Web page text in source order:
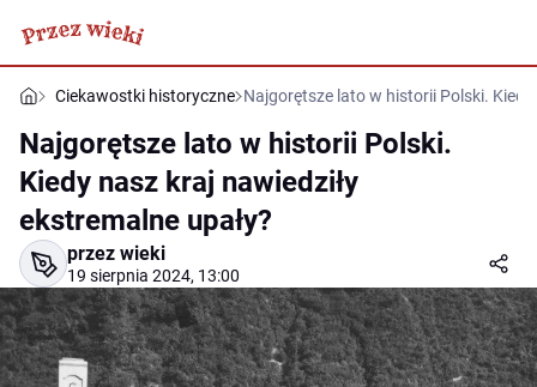
Ciekawostki historyczne Najgorętsze lato w historii Polski.
Najgorętsze lato w historii Polski.
Kiedy nasz kraj nawiedziły
ekstremalne upały?
przez wieki
19 sierpnia 2024, 13:00